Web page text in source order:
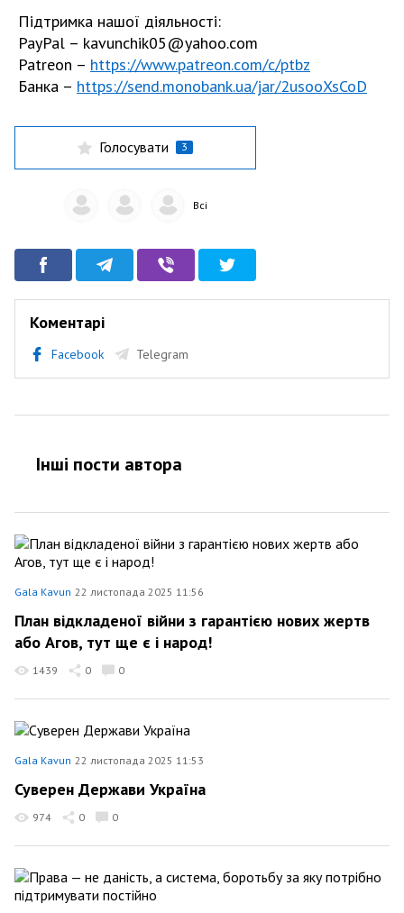
Підтримка нашої діяльності:
PayPal – kavunchik05@yahoo.com
Patreon – https://www.patreon.com/c/ptbz
Банка – https://send.monobank.ua/jar/2usooXsCoD
Голосувати 3
Всі
Коментарі
Facebook Telegram
Інші пости автора
Gala Kavun 22 листопада 2025 11:56
План відкладеної війни з гарантією нових жертв
або Агов, тут ще є і народ!
1439 0 0
Gala Kavun 22 листопада 2025 11:53
Суверен Держави Україна
974 0 0